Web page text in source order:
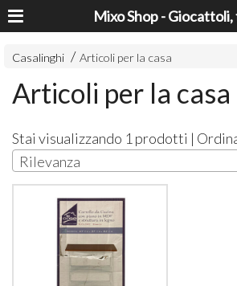
Casalinghi Articoli per la casa
Articoli per la casa
Stai visualizzando 1 prodotti |
Rilevanza